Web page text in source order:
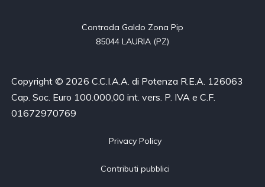
Contrada Galdo Zona Pip
85044 LAURIA (PZ)
Copyright © 2026 C.C.I.A.A. di Potenza R.E.A. 126063
Cap. Soc. Euro 100.000,00 int. vers. P. IVA e C.F.
01672970769
Privacy Policy
Contributi pubblici